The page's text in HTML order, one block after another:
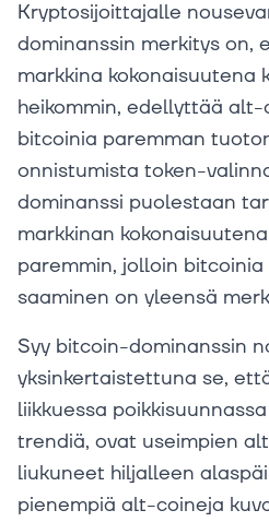
Kryptosijoittajalle
dominanssin merkitys on,
markkina kokonaisuutena
heikommin, edellyttää
bitcoinia paremman
onnistumista token-
dominanssi puolestaan
markkinan
paremmin, jolloin
saaminen on yleensä
Syy bitcoin-dominanssin
yksinkertaistettuna se,
liikkuessa
trendiä, ovat useimpien
liukuneet hiljalleen
pienempiä alt-coineja